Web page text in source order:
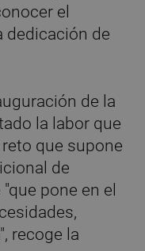
el
dedicación de
de la
la labor que
que supone
de
pone en el
recoge la